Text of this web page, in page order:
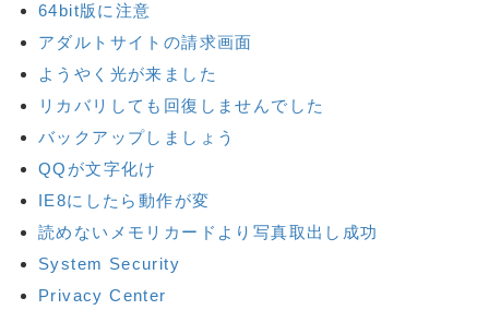
64bit版に注意
アダルトサイトの請求画面
ようやく光が来ました
リカバリしても回復しませんでした
バックアップしましょう
QQが文字化け
IE8にしたら動作が変
読めないメモリカードより写真取出し成功
System Security
Privacy Center